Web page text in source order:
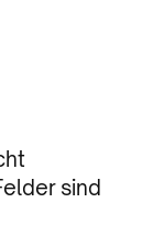
sind